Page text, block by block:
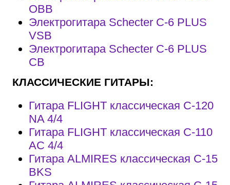
OBB
Электрогитара Schecter C-6 PLUS
VSB
Электрогитара Schecter C-6 PLUS
CB
КЛАССИЧЕСКИЕ ГИТАРЫ:
Гитара FLIGHT классическая C-120
NA 4/4
Гитара FLIGHT классическая C-110
AC 4/4
Гитара ALMIRES классическая C-15
BKS